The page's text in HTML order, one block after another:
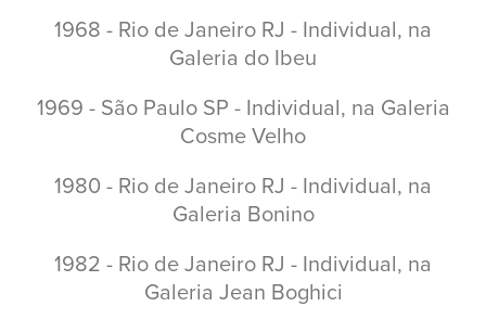
1968 - Rio de Janeiro RJ - Individual, na
Galeria do Ibeu
1969 - São Paulo SP - Individual, na Galeria
Cosme Velho
1980 - Rio de Janeiro RJ - Individual, na
Galeria Bonino
1982 - Rio de Janeiro RJ - Individual, na
Galeria Jean Boghici